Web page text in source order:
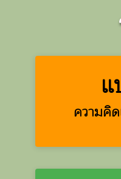
ความคิ